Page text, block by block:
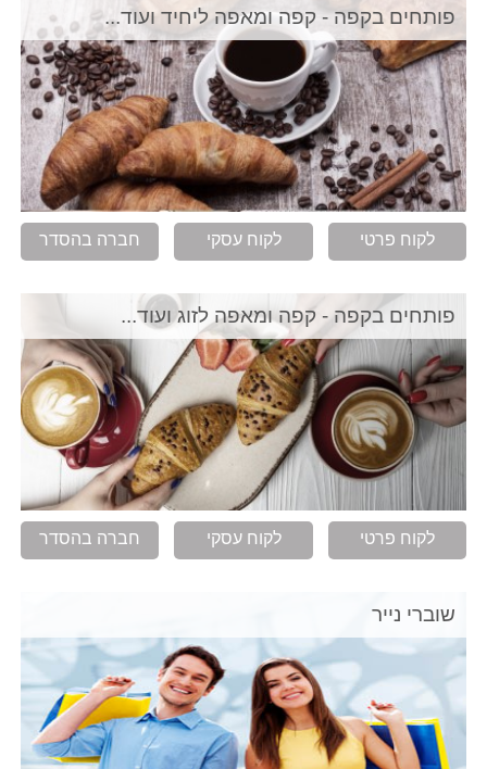
פותחים בקפה - קפה ומאפה ליחיד ועוד...
לקוח פרטי לקוח עסקי חברה בהסדר
פותחים בקפה - קפה ומאפה לזוג ועוד...
לקוח פרטי לקוח עסקי חברה בהסדר
שוברי נייר